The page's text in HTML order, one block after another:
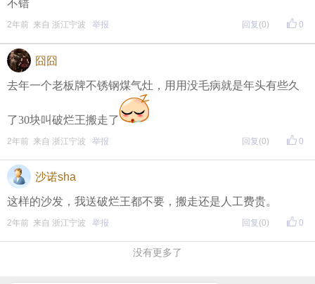
不错
0
2年前 来自 浙江宁波 举报 回复 (0)
囧囧
去年一个老板牌不锈钢煤气灶，用用没毛病就是年头有些久
了30块叫破烂王搬走了
0
2年前 来自 浙江宁波 举报 回复 (0)
沙诺sha
这样的沙发，我送破烂王都不要，搬走还是人工费贵。
0
2年前 来自 浙江宁波 举报 回复 (0)
没有更多了